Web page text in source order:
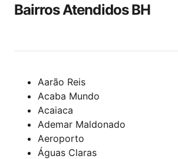
Bairros Atendidos BH
Aarão Reis
Acaba Mundo
Acaiaca
Ademar Maldonado
Aeroporto
Águas Claras